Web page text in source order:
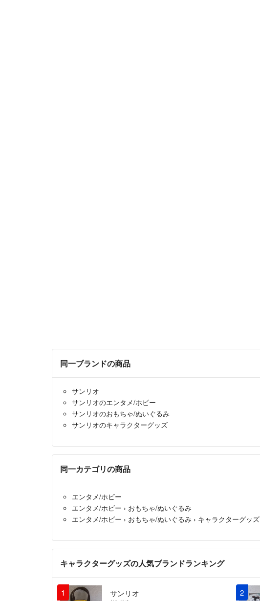
同一ブランドの商品
サンリオ
サンリオのエンタメ/ホビー
サンリオのおもちゃ/ぬいぐるみ
サンリオのキャラクターグッズ
同一カテゴリの商品
エンタメ/ホビー
エンタメ/ホビー › おもちゃ/ぬいぐるみ
エンタメ/ホビー › おもちゃ/ぬいぐるみ › キャラクターグッズ
キャラクターグッズの人気ブランドランキング
1 サンリオ 2